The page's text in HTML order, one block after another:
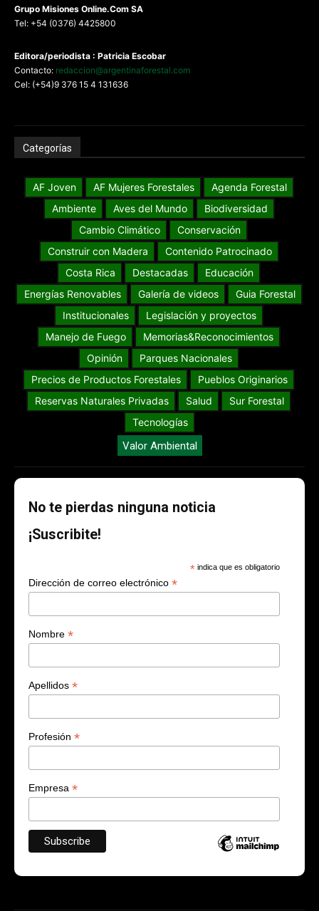
Grupo Misiones Online.Com SA
Tel: +54 (0376) 4425800
Editora/periodista : Patricia Escobar
Contacto: redaccion@argentinaforestal.com
Cel: (+54)9 376 15 4 131636
Categorías
AF Joven AF Mujeres Forestales
Agenda Forestal
Ambiente
Aves del Mundo
Biodiversidad
Cambio Climático
Conservación
Construir con Madera
Contenido Patrocinado
Costa Rica
Destacadas
Educación
Energías Renovables
Galería de videos
Guia Forestal
Institucionales
Legislación y proyectos
Manejo de Fuego
Memorias&Reconocimientos
Opinión
Parques Nacionales
Precios de Productos Forestales
Pueblos Originarios
Reservas Naturales Privadas
Salud
Sur Forestal
Tecnologías
Valor Ambiental
No te pierdas ninguna noticia
¡Suscribite!
* indica que es obligatorio
Dirección de correo electrónico *
Nombre *
Apellidos *
Profesión *
Empresa *